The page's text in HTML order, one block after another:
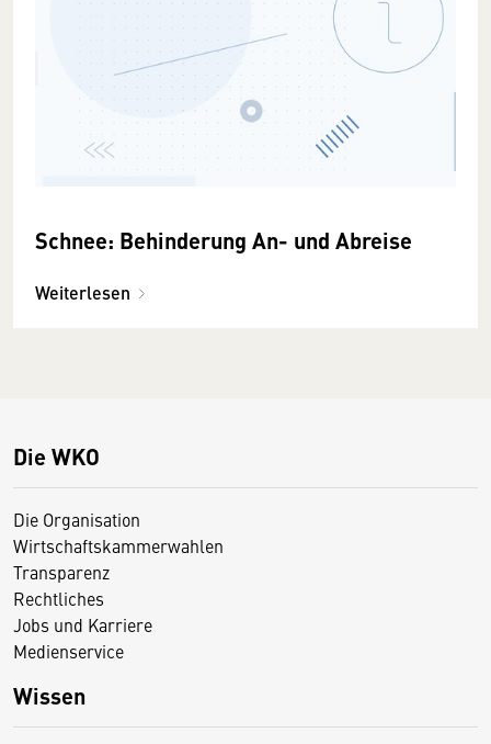
Schnee: Behinderung An- und Abreise
Weiterlesen
Die WKO
Die Organisation
Wirtschaftskammerwahlen
Transparenz
Rechtliches
Jobs und Karriere
Medienservice
Wissen